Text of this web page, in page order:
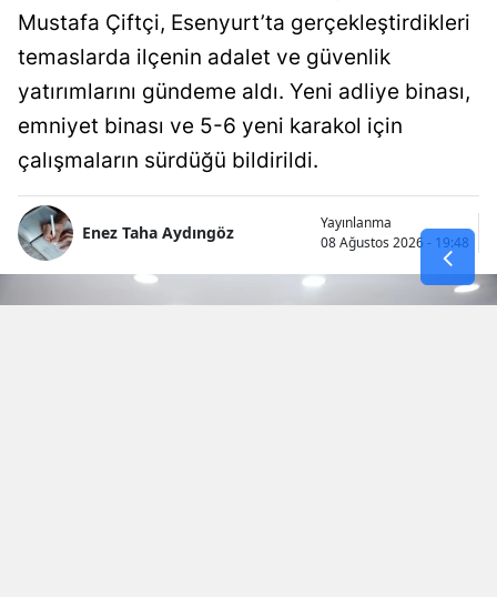
Mustafa Çiftçi, Esenyurt’ta gerçekleştirdikleri
temaslarda ilçenin adalet ve güvenlik
yatırımlarını gündeme aldı. Yeni adliye binası,
emniyet binası ve 5-6 yeni karakol için
çalışmaların sürdüğü bildirildi.
Enez Taha Aydıngöz
Yayınlanma
08 Ağustos 2026 - 19:48